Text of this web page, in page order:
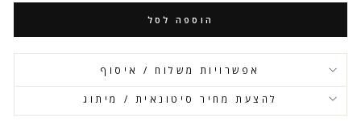
הוספה לסל
אפשרויות משלוח / איסוף
להצעת מחיר סיטונאית / מיתוג